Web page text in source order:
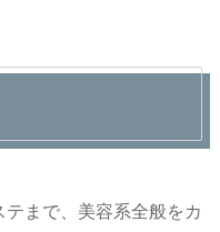
まで、美容系全般をカ